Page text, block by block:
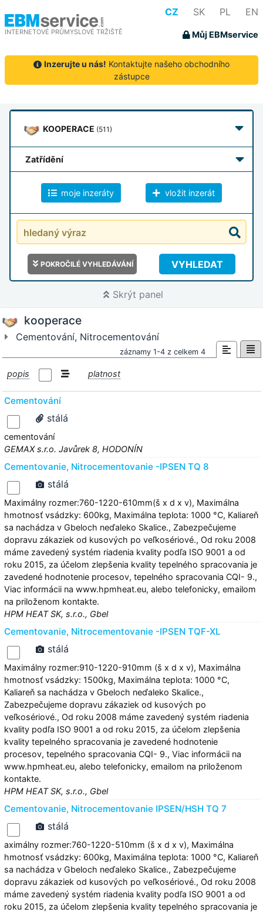
INTERNETOVÉ PRŮMYSLOVÉ TRŽIŠTĚ
CZ SK PL EN
Můj EBMservice
Inzerujte u nás! Kontaktujte našeho obchodního
zástupce
KOOPERACE (511)
zatřídění
moje inzeráty vložit inzerát
POKROČILÉ VYHLEDÁVÁNÍ VYHLEDAT
Skrýt panel
kooperace
Cementování, Nitrocementování
záznamy 1-4 z celkem 4
popis platnost
Cementování
stálá
cementování
GEMAX s.r.o. Javůrek 8, HODONÍN
Cementovanie, Nitrocementovanie -IPSEN TQ 8
stálá
Maximálny rozmer:760-1220-610mm(š x d x v), Maximálna
hmotnosť vsádzky: 600kg, Maximálna teplota: 1000 °C, Kaliareň
sa nachádza v Gbeloch neďaleko Skalice., Zabezpečujeme
dopravu zákaziek od kusových po veľkosériové., Od roku 2008
máme zavedený systém riadenia kvality podľa ISO 9001 a od
roku 2015, za účelom zlepšenia kvality tepelného spracovania je
zavedené hodnotenie procesov, tepelného spracovania CQI- 9.,
Viac informácii na www.hpmheat.eu, alebo telefonicky, emailom
na priloženom kontakte.
HPM HEAT SK, s.r.o., Gbel
Cementovanie, Nitrocementovanie -IPSEN TQF-XL
stálá
Maximálny rozmer:910-1220-910mm (š x d x v), Maximálna
hmotnosť vsádzky: 1500kg, Maximálna teplota: 1000 °C,
Kaliareň sa nachádza v Gbeloch neďaleko Skalice.,
Zabezpečujeme dopravu zákaziek od kusových po
veľkosériové., Od roku 2008 máme zavedený systém riadenia
kvality podľa ISO 9001 a od roku 2015, za účelom zlepšenia
kvality tepelného spracovania je zavedené hodnotenie
procesov, tepelného spracovania CQI- 9., Viac informácii na
www.hpmheat.eu, alebo telefonicky, emailom na priloženom
kontakte.
HPM HEAT SK, s.r.o., Gbel
Cementovanie, Nitrocementovanie IPSEN/HSH TQ 7
stálá
aximálny rozmer:760-1220-510mm (š x d x v), Maximálna
hmotnosť vsádzky: 600kg, Maximálna teplota: 1000 °C, Kaliareň
sa nachádza v Gbeloch neďaleko Skalice., Zabezpečujeme
dopravu zákaziek od kusových po veľkosériové., Od roku 2008
máme zavedený systém riadenia kvality podľa ISO 9001 a od
roku 2015, za účelom zlepšenia kvality tepelného spracovania je